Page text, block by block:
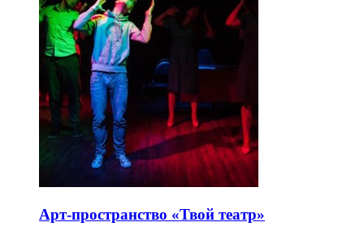
Арт-пространство «Твой театр»